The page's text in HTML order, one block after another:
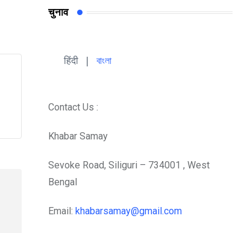
चुनाव
हिंदी | বাংলা
Contact Us :
Khabar Samay
Sevoke Road, Siliguri – 734001 , West
Bengal
Email: khabarsamay@gmail.com